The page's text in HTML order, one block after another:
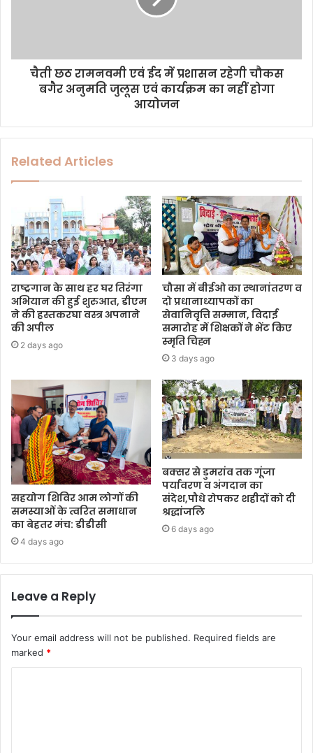
चैती छठ रामनवमी एवं ईद में प्रशासन रहेगी चौकस
बगैर अनुमति जुलूस एवं कार्यक्रम का नहीं होगा
आयोजन
Related Articles
राष्ट्रगान के साथ हर घर तिरंगा
अभियान की हुई शुरुआत, डीएम
ने की हस्तकरघा वस्त्र अपनाने
की अपील
2 days ago
चौसा में बीईओ का स्थानांतरण व
दो प्रधानाध्यापकों का
सेवानिवृत्ति सम्मान, विदाई
समारोह में शिक्षकों ने भेंट किए
स्मृति चिह्न
3 days ago
सहयोग शिविर आम लोगों की
समस्याओं के त्वरित समाधान
का बेहतर मंच: डीडीसी
4 days ago
बक्सर से डुमरांव तक गूंजा
पर्यावरण व अंगदान का
संदेश,पौधे रोपकर शहीदों को दी
श्रद्धांजलि
6 days ago
Leave a Reply
Your email address will not be published. Required fields are
marked *